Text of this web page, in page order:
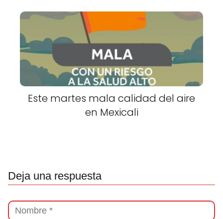
Este martes mala calidad del aire
en Mexicali
Deja una respuesta